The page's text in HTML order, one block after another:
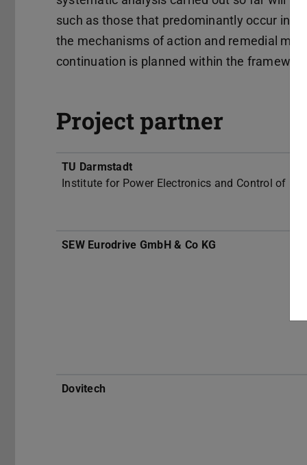
such as those that predominantly occur in
the mechanisms of action and remedial
continuation is planned within the
Project partner
TU Darmstadt
Institute for Power Electronics and Control of
SEW Eurodrive GmbH & Co KG
Dovitech